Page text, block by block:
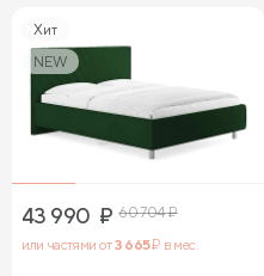
Хит
NEW
43 990 ₽ 60 704₽
или частями от3 665₽ в мес.